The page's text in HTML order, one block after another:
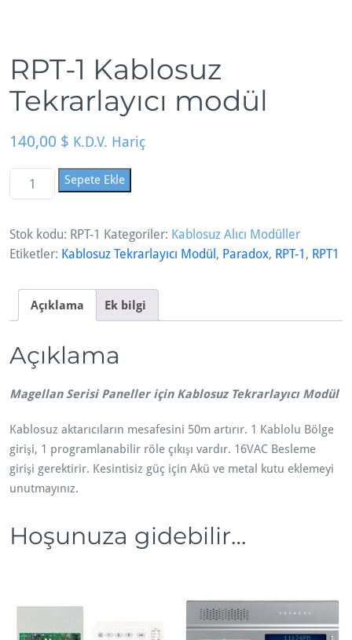
RPT-1 Kablosuz
Tekrarlayıcı modül
140,00 $ K.D.V. Hariç
P
-
1
o
u
T
e
k
r
r
Sepete Ekle
Stok kodu: RPT-1 Kategoriler: Kablosuz Alıcı Modüller
Etiketler: Kablosuz Tekrarlayıcı Modül , Paradox, RPT-1 , RPT1
Açıklama Ek bilgi
Açıklama
Magellan Serisi Paneller için Kablosuz Tekrarlayıcı Modül
Kablosuz aktarıcıların mesafesini 50m artırır. 1 Kablolu Bölge
girişi, 1 programlanabilir röle çıkışı vardır. 16VAC Besleme
girişi gerektirir. Kesintisiz güç için Akü ve metal kutu eklemeyi
unutmayınız.
Hoşunuza gidebilir…